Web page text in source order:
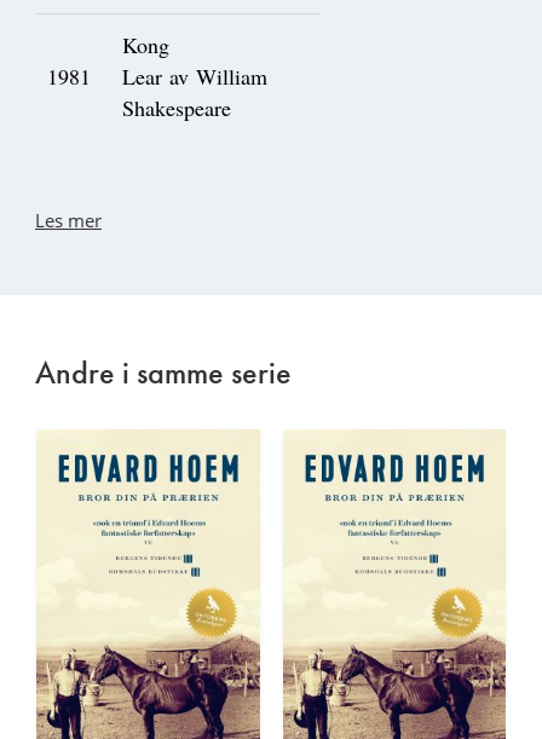
1981
Kong
Lear av William
Shakespeare
Les mer
Andre i samme serie